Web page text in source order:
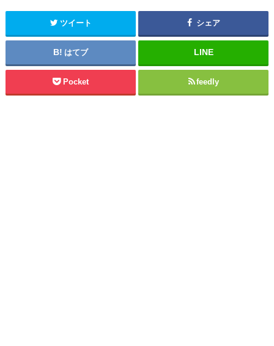
ツイート シェア
はてブ
Pocket feedly